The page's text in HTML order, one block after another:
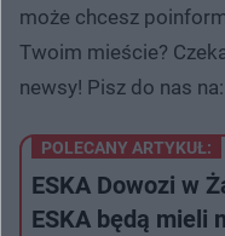
może chcesz
Twoim mieście?
newsy! Pisz do nas na:
POLECANY ARTYKUŁ:
ESKA Dowozi w
ESKA będą mieli